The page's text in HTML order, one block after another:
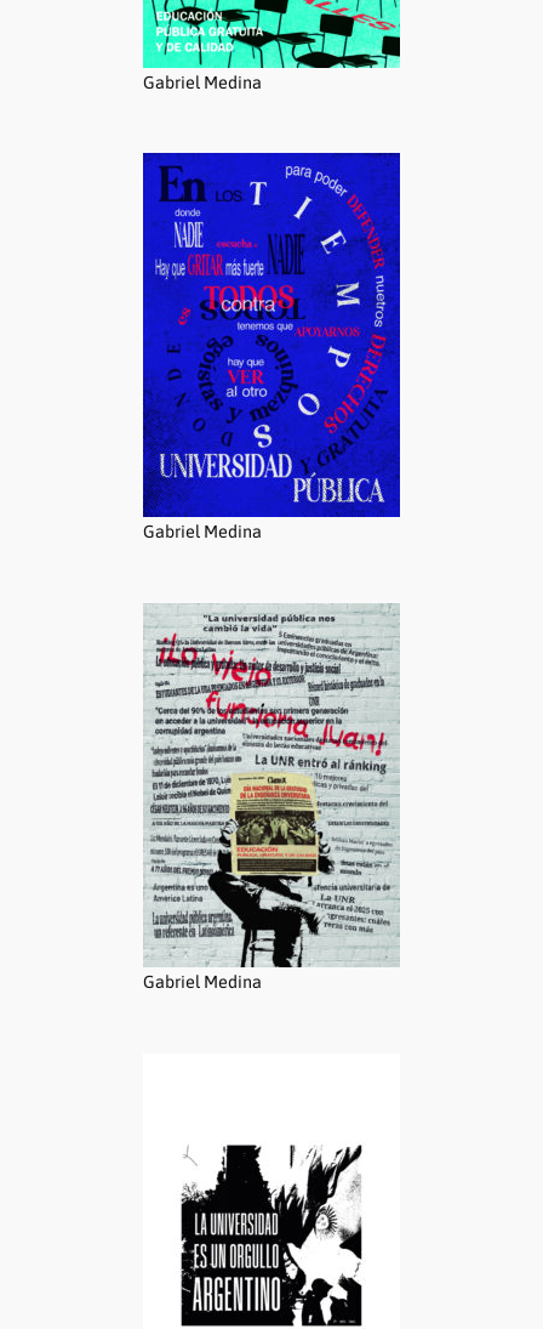
Gabriel Medina
Gabriel Medina
Gabriel Medina